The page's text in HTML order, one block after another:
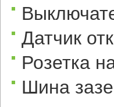
Датчик
Розетка
Шина